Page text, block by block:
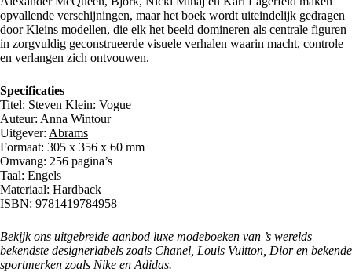
opvallende verschijningen, maar het boek wordt uiteindelijk gedragen
door Kleins modellen, die elk het beeld domineren als centrale figuren
in zorgvuldig geconstrueerde visuele verhalen waarin macht, controle
en verlangen zich ontvouwen.
Specificaties
Titel: Steven Klein: Vogue
Auteur: Anna Wintour
Uitgever: Abrams
Formaat: 305 x 356 x 60 mm
Omvang: 256 pagina’s
Taal: Engels
Materiaal: Hardback
ISBN: 9781419784958
Bekijk ons uitgebreide aanbod luxe modeboeken van ’s werelds
bekendste designerlabels zoals Chanel, Louis Vuitton, Dior en bekende
sportmerken zoals Nike en Adidas.